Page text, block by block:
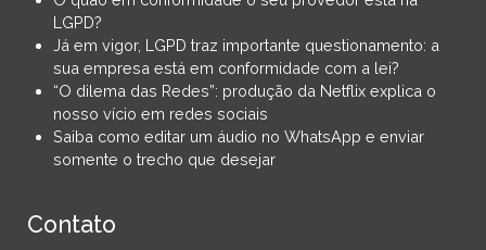
LGPD?
Já em vigor, LGPD traz importante questionamento: a
sua empresa está em conformidade com a lei?
“O dilema das Redes”: produção da Netflix explica o
nosso vício em redes sociais
Saiba como editar um áudio no WhatsApp e enviar
somente o trecho que desejar
Contato